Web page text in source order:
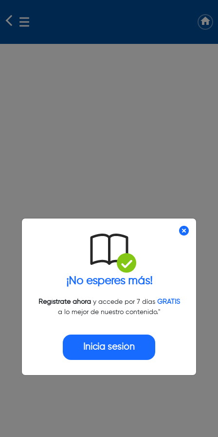
¡No esperes más!
Regístrate ahoray accede por 7 días GRATIS
a lo mejor de nuestro contenido."
Inicia sesión